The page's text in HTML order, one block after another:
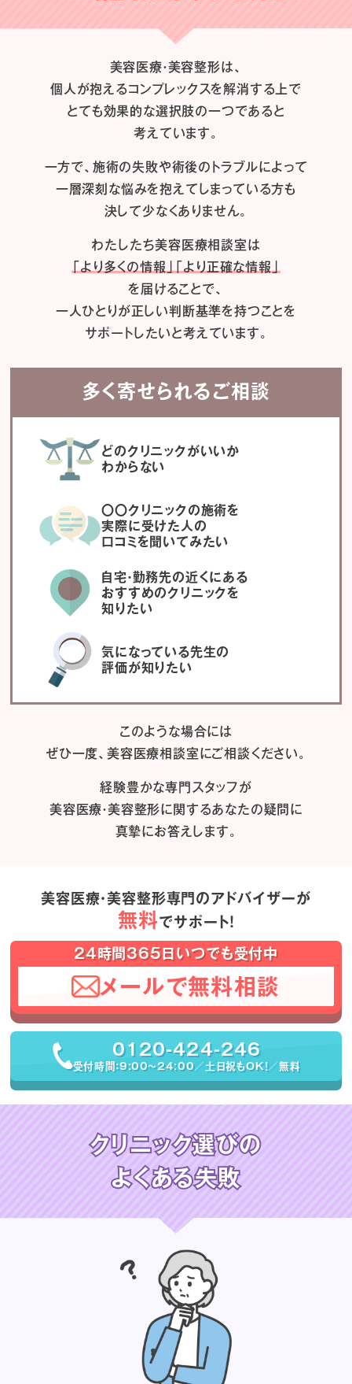
美容医療・美容整形は、
個人が抱えるコンプレックスを解消する上で
とても効果的な選択肢の一つであると
考えています。
一方で、施術の失敗や術後のトラブルによって
一層深刻な悩みを抱えてしまっている方も
決して少なくありません。
わたしたち美容医療相談室は
「より多くの情報」「より正確な情報」
を届けることで、
一人ひとりが正しい判断基準を持つことを
サポートしたいと考えています。
多く寄せられるご相談
どのクリニックがいいか
わからない
〇〇クリニックの施術を
実際に受けた人の
口コミを聞いてみたい
自宅・勤務先の近くにある
おすすめのクリニックを
知りたい
気になっている先生の
評価が知りたい
このような場合には
ぜひ一度、美容医療相談室にご相談ください。
経験豊かな専門スタッフが
美容医療・美容整形に関するあなたの疑問に
真摯にお答えします。
美容医療・美容整形専門のアドバイザーが
無料でサポート！
24時間365日いつでも受付中
メールで無料相談
0120-424-246
受付時間：9:00〜24:00／土日祝もOK！／無料
クリニック選びの
よくある失敗